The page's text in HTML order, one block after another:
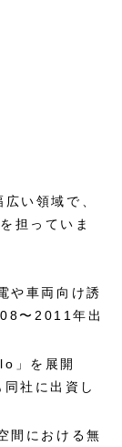
い領域で、
担っていま
や車両向け誘
〜2011年出
」を展開
社に出資し
間における無